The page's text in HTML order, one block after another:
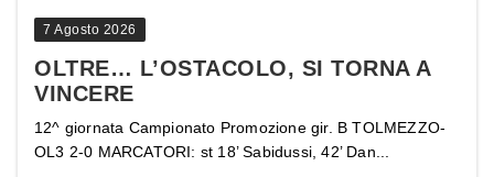
7 Agosto 2026
OLTRE… L’OSTACOLO, SI TORNA A
VINCERE
12^ giornata Campionato Promozione gir. B TOLMEZZO-
OL3 2-0 MARCATORI: st 18’ Sabidussi, 42’ Dan...